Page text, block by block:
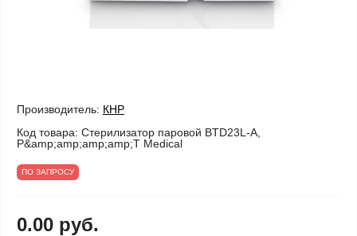
Производитель: КНР
Код товара: Стерилизатор паровой BTD23L-A,
P&amp;amp;amp;amp;T Medical
ПО ЗАПРОСУ
0.00 руб.